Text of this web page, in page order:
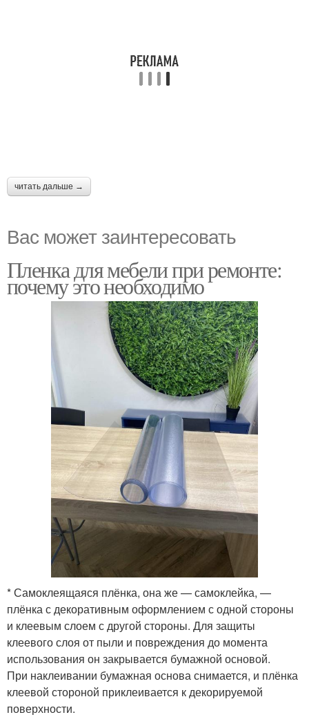
читать дальше →
Вас может заинтересовать
Пленка для мебели при ремонте:
почему это необходимо
* Самоклеящаяся плёнка, она же — самоклейка, —
плёнка с декоративным оформлением с одной стороны
и клеевым слоем с другой стороны. Для защиты
клеевого слоя от пыли и повреждения до момента
использования он закрывается бумажной основой.
При наклеивании бумажная основа снимается, и плёнка
клеевой стороной приклеивается к декорируемой
поверхности.